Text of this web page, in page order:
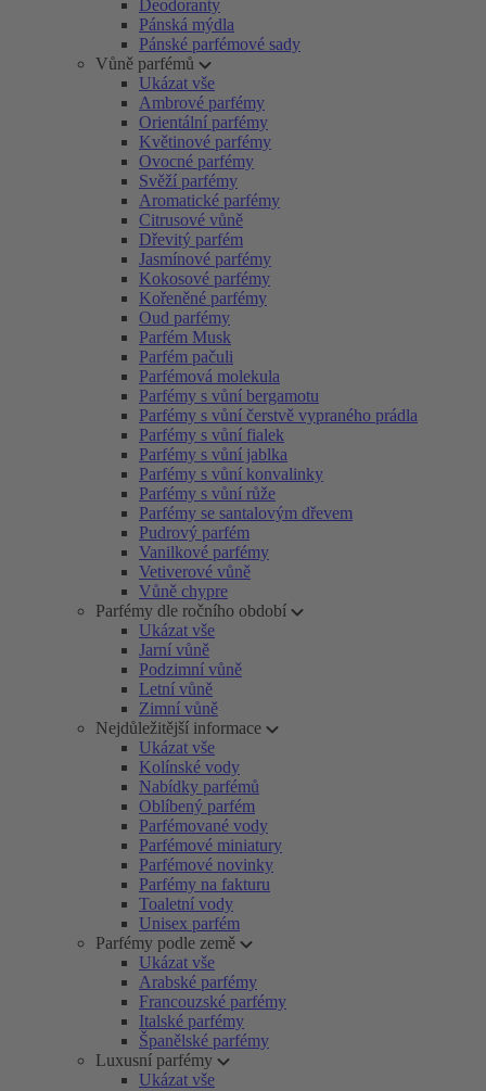
Deodoranty
Pánská mýdla
Pánské parfémové sady
Vůně parfémů
Ukázat vše
Ambrové parfémy
Orientální parfémy
Květinové parfémy
Ovocné parfémy
Svěží parfémy
Aromatické parfémy
Citrusové vůně
Dřevitý parfém
Jasmínové parfémy
Kokosové parfémy
Kořeněné parfémy
Oud parfémy
Parfém Musk
Parfém pačuli
Parfémová molekula
Parfémy s vůní bergamotu
Parfémy s vůní čerstvě vypraného prádla
Parfémy s vůní fialek
Parfémy s vůní jablka
Parfémy s vůní konvalinky
Parfémy s vůní růže
Parfémy se santalovým dřevem
Pudrový parfém
Vanilkové parfémy
Vetiverové vůně
Vůně chypre
Parfémy dle ročního období
Ukázat vše
Jarní vůně
Podzimní vůně
Letní vůně
Zimní vůně
Nejdůležitější informace
Ukázat vše
Kolínské vody
Nabídky parfémů
Oblíbený parfém
Parfémované vody
Parfémové miniatury
Parfémové novinky
Parfémy na fakturu
Toaletní vody
Unisex parfém
Parfémy podle země
Ukázat vše
Arabské parfémy
Francouzské parfémy
Italské parfémy
Španělské parfémy
Luxusní parfémy
Ukázat vše